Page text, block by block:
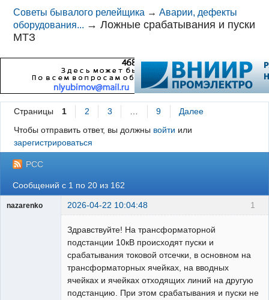
Советы бывалого релейщика →Аварии, дефекты
оборудования... →Ложные срабатывания и пуски
МТЗ
Страницы 1 2 3 … 9
Далее
Чтобы отправить ответ, вы должны войти или
зарегистрироваться
РСС
Сообщений с 1 по 20 из 162
1
nazarenko 2026-04-22 10:04:48
Здравствуйте! На трансформаторной
подстанции 10кВ происходят пуски и
срабатывания токовой отсечки, в основном на
трансформаторных ячейках, на вводных
ячейках и ячейках отходящих линий на другую
подстанцию. При этом срабатывания и пуски не